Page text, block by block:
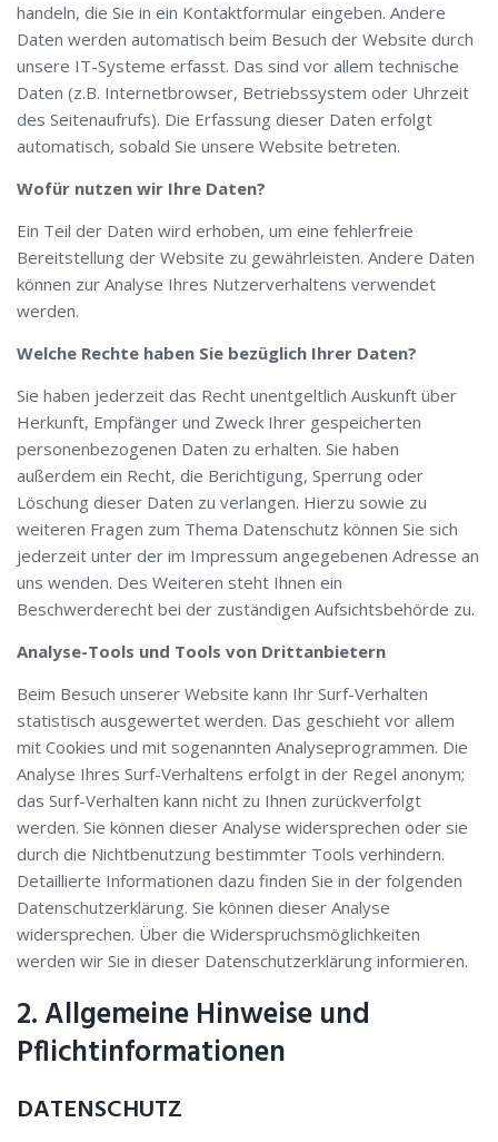
handeln, die Sie in ein Kontaktformular eingeben. Andere
Daten werden automatisch beim Besuch der Website durch
unsere IT-Systeme erfasst. Das sind vor allem technische
Daten (z.B. Internetbrowser, Betriebssystem oder Uhrzeit
des Seitenaufrufs). Die Erfassung dieser Daten erfolgt
automatisch, sobald Sie unsere Website betreten.
Wofür nutzen wir Ihre Daten?
Ein Teil der Daten wird erhoben, um eine fehlerfreie
Bereitstellung der Website zu gewährleisten. Andere Daten
können zur Analyse Ihres Nutzerverhaltens verwendet
werden.
Welche Rechte haben Sie bezüglich Ihrer Daten?
Sie haben jederzeit das Recht unentgeltlich Auskunft über
Herkunft, Empfänger und Zweck Ihrer gespeicherten
personenbezogenen Daten zu erhalten. Sie haben
außerdem ein Recht, die Berichtigung, Sperrung oder
Löschung dieser Daten zu verlangen. Hierzu sowie zu
weiteren Fragen zum Thema Datenschutz können Sie sich
jederzeit unter der im Impressum angegebenen Adresse an
uns wenden. Des Weiteren steht Ihnen ein
Beschwerderecht bei der zuständigen Aufsichtsbehörde zu.
Analyse-Tools und Tools von Drittanbietern
Beim Besuch unserer Website kann Ihr Surf-Verhalten
statistisch ausgewertet werden. Das geschieht vor allem
mit Cookies und mit sogenannten Analyseprogrammen. Die
Analyse Ihres Surf-Verhaltens erfolgt in der Regel anonym;
das Surf-Verhalten kann nicht zu Ihnen zurückverfolgt
werden. Sie können dieser Analyse widersprechen oder sie
durch die Nichtbenutzung bestimmter Tools verhindern.
Detaillierte Informationen dazu finden Sie in der folgenden
Datenschutzerklärung. Sie können dieser Analyse
widersprechen. Über die Widerspruchsmöglichkeiten
werden wir Sie in dieser Datenschutzerklärung informieren.
2. Allgemeine Hinweise und
Pflichtinformationen
DATENSCHUTZ